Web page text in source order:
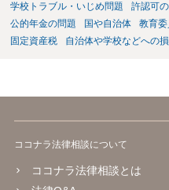
学校トラブル・いじめ問題
許認可
公的年金の問題
国や自治体 教育
固定資産税
自治体や学校などへの
ココナラ法律相談について
ココナラ法律相談とは